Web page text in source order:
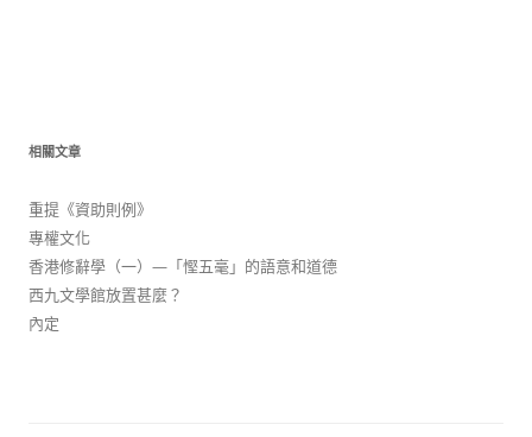
相關文章
重提《資助則例》
專權文化
香港修辭學（一）—「慳五毫」的語意和道德
西九文學館放置甚麼？
內定